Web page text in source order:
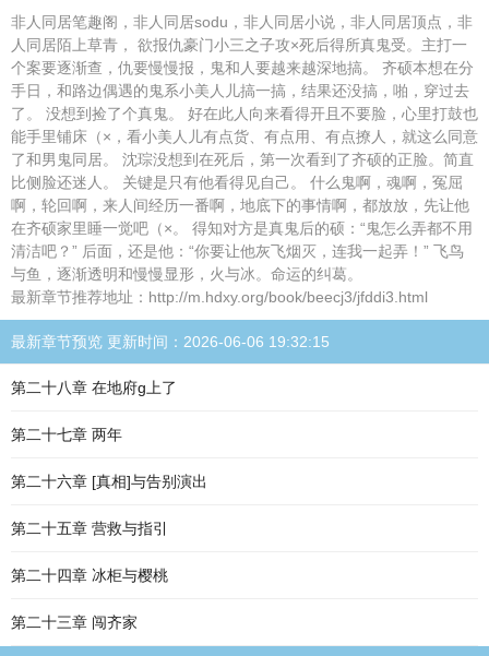
非人同居笔趣阁，非人同居sodu，非人同居小说，非人同居顶点，非
人同居陌上草青， 欲报仇豪门小三之子攻×死后得所真鬼受。主打一
个案要逐渐查，仇要慢慢报，鬼和人要越来越深地搞。 齐硕本想在分
手日，和路边偶遇的鬼系小美人儿搞一搞，结果还没搞，啪，穿过去
了。 没想到捡了个真鬼。 好在此人向来看得开且不要脸，心里打鼓也
能手里铺床（×，看小美人儿有点货、有点用、有点撩人，就这么同意
了和男鬼同居。 沈琮没想到在死后，第一次看到了齐硕的正脸。简直
比侧脸还迷人。 关键是只有他看得见自己。 什么鬼啊，魂啊，冤屈
啊，轮回啊，来人间经历一番啊，地底下的事情啊，都放放，先让他
在齐硕家里睡一觉吧（×。 得知对方是真鬼后的硕：“鬼怎么弄都不用
清洁吧？” 后面，还是他：“你要让他灰飞烟灭，连我一起弄！” 飞鸟
与鱼，逐渐透明和慢慢显形，火与冰。命运的纠葛。
最新章节推荐地址：http://m.hdxy.org/book/beecj3/jfddi3.html
最新章节预览 更新时间：2026-06-06 19:32:15
第二十八章 在地府g上了
第二十七章 两年
第二十六章 [真相]与告别演出
第二十五章 营救与指引
第二十四章 冰柜与樱桃
第二十三章 闯齐家